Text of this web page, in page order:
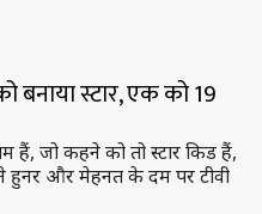
बनाया स्टार, एक को 19
हैं, जो कहने को तो स्टार किड हैं,
हुनर और मेहनत के दम पर टीवी